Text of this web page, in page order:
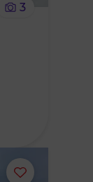
3
Ajouter